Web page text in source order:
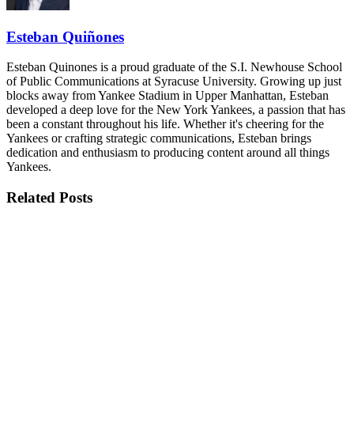
Esteban Quiñones
Esteban Quinones is a proud graduate of the S.I. Newhouse School
of Public Communications at Syracuse University. Growing up just
blocks away from Yankee Stadium in Upper Manhattan, Esteban
developed a deep love for the New York Yankees, a passion that has
been a constant throughout his life. Whether it's cheering for the
Yankees or crafting strategic communications, Esteban brings
dedication and enthusiasm to producing content around all things
Yankees.
Related Posts